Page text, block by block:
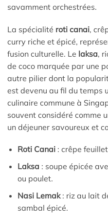
savamment orchestrées.
La spécialité roti canai,
curry riche et épicé,
fusion culturelle. Le laksa,
de coco marquée par une
autre pilier dont la
est devenu au fil du temps
culinaire commune à
souvent considéré comme
un déjeuner savoureux et
Roti Canai: crêpe
Laksa : soupe épicée
ou poulet.
Nasi Lemak: riz au lait
sambal épicé.